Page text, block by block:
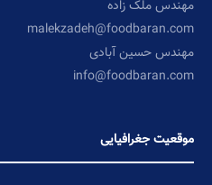
مهندس ملک زاده
malekzadeh@foodbaran.com
مهندس حسین آبادی
info@foodbaran.com
موقعیت جغرافیایی